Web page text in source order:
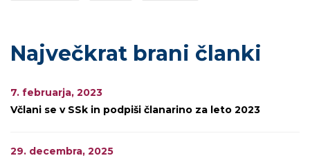
Največkrat brani članki
7. februarja, 2023
Včlani se v SSk in podpiši članarino za leto 2023
29. decembra, 2025